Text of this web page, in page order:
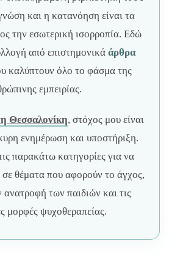
και η κατανόηση είναι τα
την εσωτερική ισορροπία. Εδώ
από επιστημονικά άρθρα
καλύπτουν όλο το φάσμα της
εμπειρίας.
Θεσσαλονίκη, στόχος μου είναι
ενημέρωση και υποστήριξη.
παρακάτω κατηγορίες για να
σε θέματα που αφορούν το άγχος,
ανατροφή των παιδιών και τις
μορφές ψυχοθεραπείας.